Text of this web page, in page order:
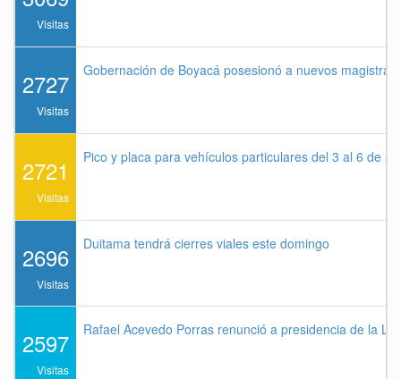
Visitas
2727
Visitas
Gobernación de Boyacá posesionó a nuevos
2721
Visitas
Pico y placa para vehículos particulares del 3 al 6 de
2696
Visitas
Duitama tendrá cierres viales este domingo
2597
Visitas
Rafael Acevedo Porras renunció a presidencia de la